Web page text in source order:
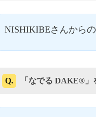
NISHIKIBEさんから
Q. 「なでる DAKE®